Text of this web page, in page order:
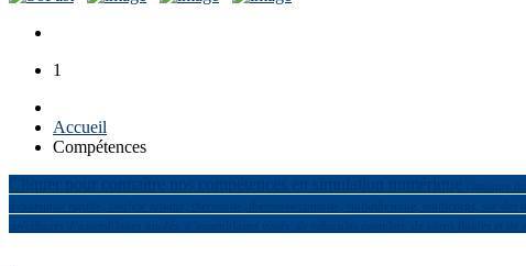
1
Accueil
Compétences
Cliquer pour connaître nos compétences en simulation numérique (statique
dynamique rapide, analyse fatigue, thermique, thermomécanique, multiphysique, multicorps, sur des
spécifiques d’assemblages soudés, d’assemblages vissés, de véhicules complets, de corps fluides et de